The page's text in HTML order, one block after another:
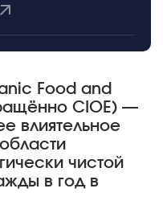
Food and
CIOE) —
влиятельное
чистой
в год в